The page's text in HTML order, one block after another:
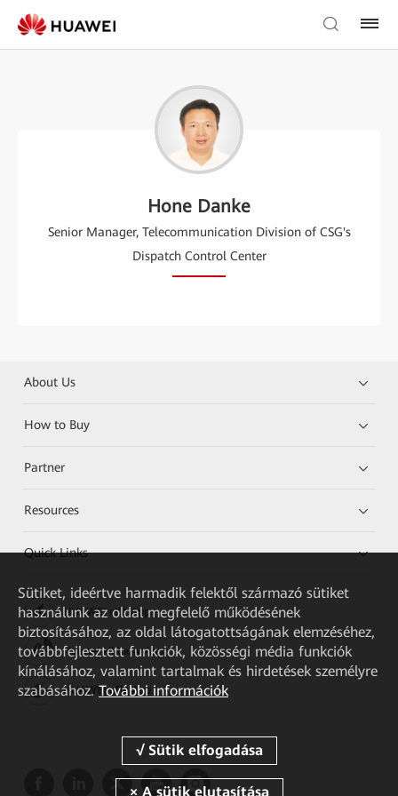
Hone Danke
Senior Manager, Telecommunication Division of CSG's
Dispatch Control Center
About Us
How to Buy
Partner
Resources
Quick Links
HUAWEI eKit App
Huawei HiKnow App
HUAWEI eFly App
Sütiket, ideértve harmadik felektől származó sütiket
használunk az oldal megfelelő működésének
biztosításához, az oldal látogatottságának elemzéséhez,
továbbfejlesztett funkciók, közösségi média funkciók
kínálásához, valamint tartalmak és hirdetések személyre
szabásához. További információk